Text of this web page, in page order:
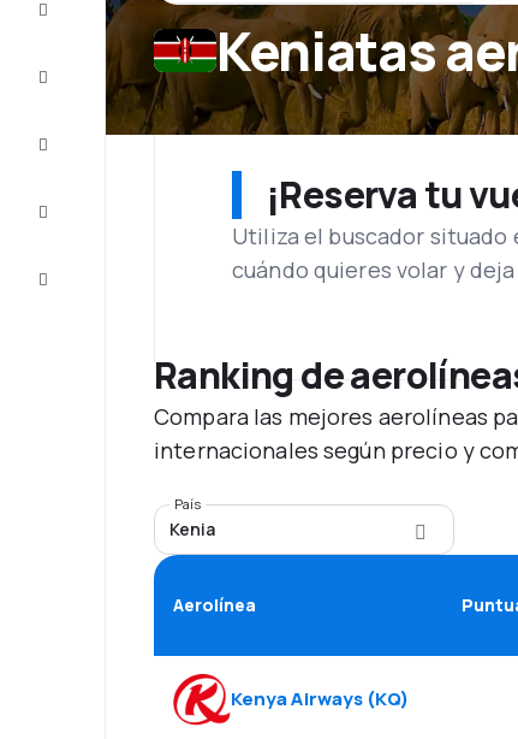
Alojamientos
Completa
Keniatas
¡Reserva tu
Utiliza el buscador situado
cuándo quieres volar y
Ranking de
Compara las mejores aerolíneas
internacionales según precio y
País
Kenia
Aerolínea
Kenya Airways(KQ)